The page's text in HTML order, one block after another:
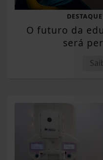
O futuro da
será